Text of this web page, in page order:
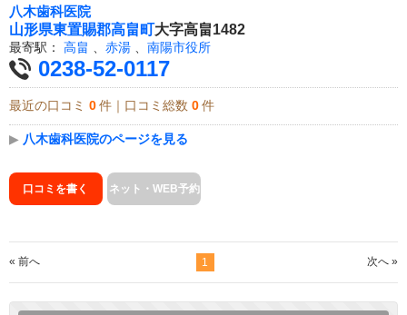
八木歯科医院
山形県東置賜郡高畠町大字高畠1482
最寄駅： 高畠 赤湯 南陽市役所
0238-52-0117
最近の口コミ 0 件｜口コミ総数 0 件
▶ 八木歯科医院のページを見る
口コミを書く ネット・WEB予約
« 前へ 1 次へ »